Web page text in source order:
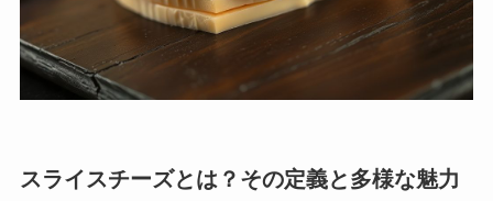
スライスチーズとは？その定義と多様な魅力